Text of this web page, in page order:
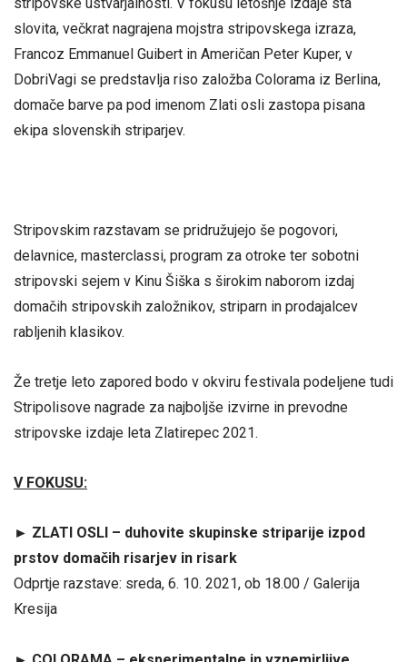
slovita, večkrat nagrajena mojstra stripovskega izraza,
Francoz Emmanuel Guibert in Američan Peter Kuper, v
DobriVagi se predstavlja riso založba Colorama iz Berlina,
domače barve pa pod imenom Zlati osli zastopa pisana
ekipa slovenskih striparjev.
Stripovskim razstavam se pridružujejo še pogovori,
delavnice, masterclassi, program za otroke ter sobotni
stripovski sejem v Kinu Šiška s širokim naborom izdaj
domačih stripovskih založnikov, striparn in prodajalcev
rabljenih klasikov.
Že tretje leto zapored bodo v okviru festivala podeljene tudi
Stripolisove nagrade za najboljše izvirne in prevodne
stripovske izdaje leta Zlatirepec 2021.
V FOKUSU:
► ZLATI OSLI – duhovite skupinske striparije izpod
prstov domačih risarjev in risark
Odprtje razstave: sreda, 6. 10. 2021, ob 18.00 / Galerija
Kresija